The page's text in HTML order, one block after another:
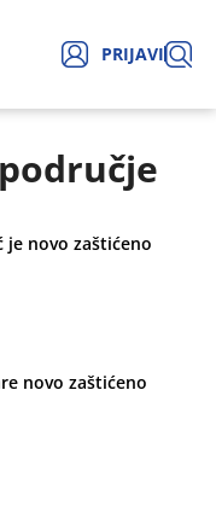
PRIJAVI
je novo zaštićeno
novo zaštićeno